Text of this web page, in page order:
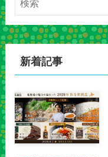
新着記事